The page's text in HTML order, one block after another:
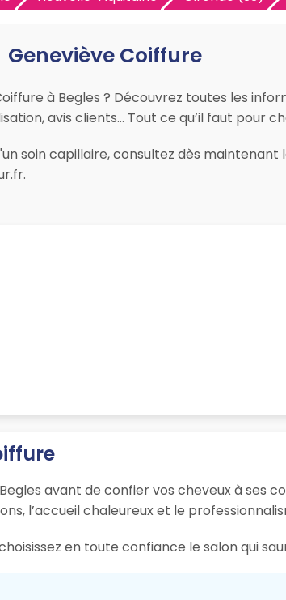
Geneviève Coiffure
à Begles ? Découvrez toutes les
avis clients… Tout ce qu’il faut pour
soin capillaire, consultez dès
avant de confier vos cheveux à ses
l’accueil chaleureux et le
en toute confiance le salon qui